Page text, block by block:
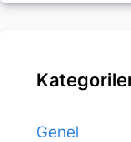
Genel